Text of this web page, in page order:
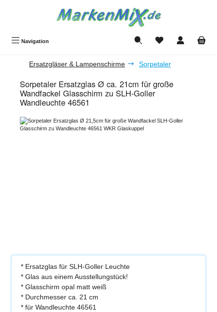
Navigation Du hast 0 Produkte
Ersatzgläser & Lampenschirme Sorpetaler
Sorpetaler Ersatzglas Ø ca. 21cm für große
Wandfackel Glasschirm zu SLH-Goller
Wandleuchte 46561
Bildergalerie überspringen
* Ersatzglas für SLH-Goller Leuchte
* Glas aus einem Ausstellungstück!
* Glasschirm opal matt weiß
* Durchmesser ca. 21 cm
* für Wandleuchte 46561